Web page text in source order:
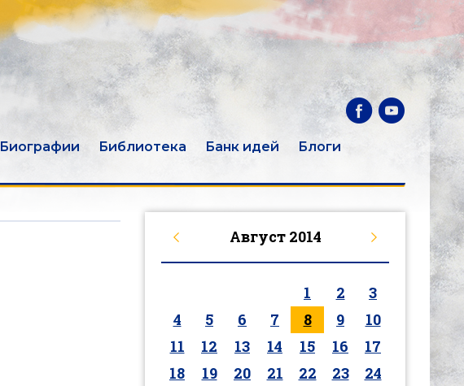
Биографии Библиотека Банк идей
Блоги
Август 2014
1 2
3
4
5 6 7 8 9
10
11
12 13 14 15 16
17
18
19 20 21 22 23
24